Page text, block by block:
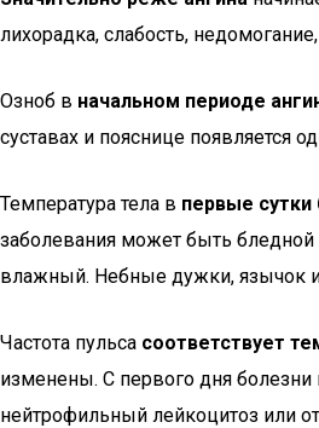
лихорадка, слабость,
Озноб в начальном периоде
суставах и пояснице появляется
Температура тела в первые сутки
заболевания может быть
влажный. Небные дужки, язычок
Частота пульса соответствует
изменены. С первого дня
нейтрофильный лейкоцитоз или